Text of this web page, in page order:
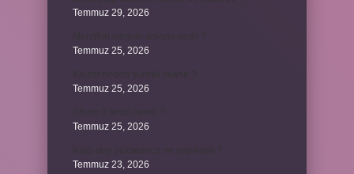
Temmuz 29, 2026
Temmuz 25, 2026
Temmuz 25, 2026
Temmuz 25, 2026
Temmuz 23, 2026